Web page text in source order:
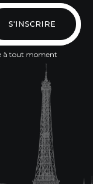
S'INSCRIRE
à tout moment